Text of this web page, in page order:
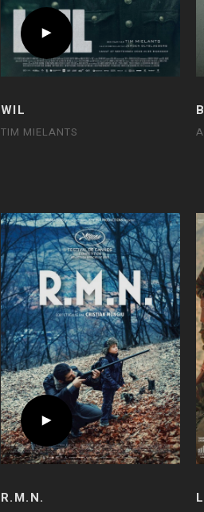
WIL
TIM MIELANTS
R.M.N.